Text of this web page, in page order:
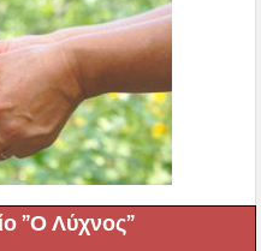
”Ο Λύχνος”